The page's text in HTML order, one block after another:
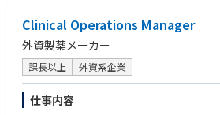
Clinical Operations Manager
外資製薬メーカー
課長以上 外資系企業
仕事内容